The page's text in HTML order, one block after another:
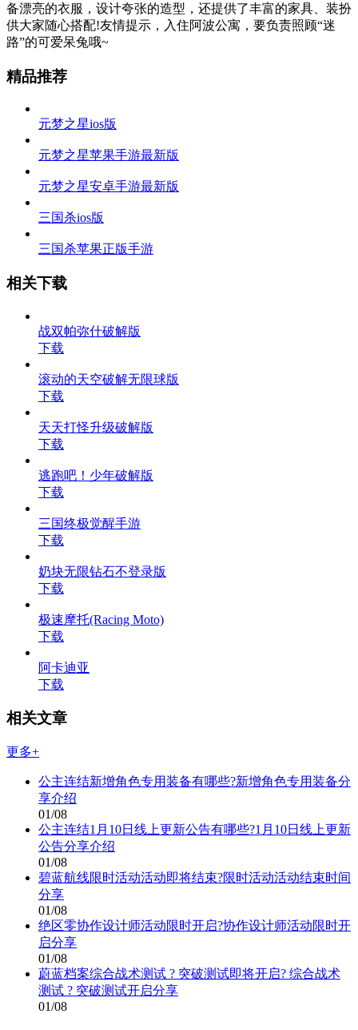
备漂亮的衣服，设计夸张的造型，还提供了丰富的家具、装扮
供大家随心搭配!友情提示，入住阿波公寓，要负责照顾“迷
路”的可爱呆兔哦~
精品推荐
元梦之星ios版
元梦之星苹果手游最新版
元梦之星安卓手游最新版
三国杀ios版
三国杀苹果正版手游
相关下载
战双帕弥什破解版
下载
滚动的天空破解无限球版
下载
天天打怪升级破解版
下载
逃跑吧！少年破解版
下载
三国终极觉醒手游
下载
奶块无限钻石不登录版
下载
极速摩托(Racing Moto)
下载
阿卡迪亚
下载
相关文章
更多+
公主连结新增角色专用装备有哪些?新增角色专用装备分
享介绍
01/08
公主连结1月10日线上更新公告有哪些?1月10日线上更新
公告分享介绍
01/08
碧蓝航线限时活动活动即将结束?限时活动活动结束时间
分享
01/08
绝区零协作设计师活动限时开启?协作设计师活动限时开
启分享
01/08
蔚蓝档案综合战术测试 ? 突破测试即将开启? 综合战术
测试 ? 突破测试开启分享
01/08